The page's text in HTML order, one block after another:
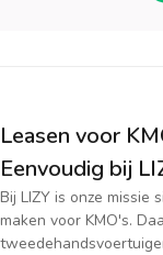
Leasen voor
Eenvoudig bij
Bij LIZY is onze missie
maken voor KMO's.